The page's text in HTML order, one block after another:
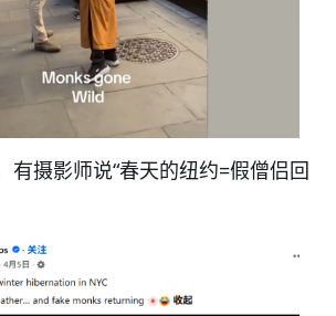
有摄影师说“春天的纽约=假僧侣回